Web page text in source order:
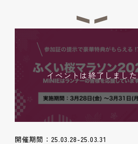
イベントは終了しました
開催期間：25.03.28-25.03.31